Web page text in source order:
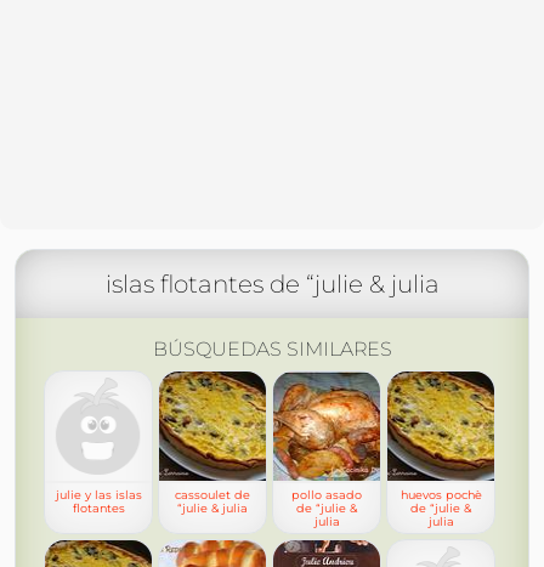
islas flotantes de “julie & julia
BÚSQUEDAS SIMILARES
julie y las islas
flotantes
cassoulet de
“julie & julia
pollo asado
de “julie &
julia
huevos pochè
de “julie &
julia